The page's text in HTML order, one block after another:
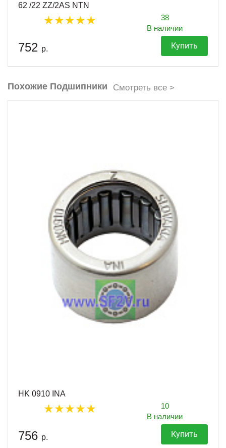
62 /22 ZZ/2AS NTN
38
В наличии
752 р. Купить
Похожие Подшипники Смотреть все >
HK 0910 INA
10
В наличии
756 р. Купить